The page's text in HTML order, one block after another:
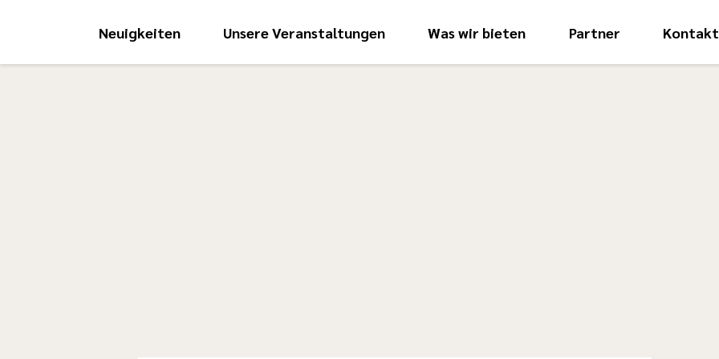
Neuigkeiten Unsere Veranstaltungen Was wir bieten Partner Kontakt